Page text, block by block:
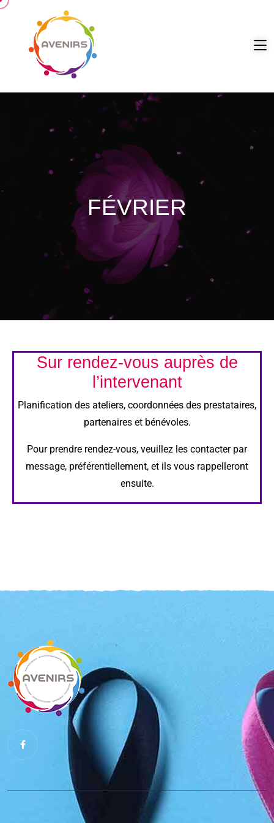
FÉVRIER
Sur rendez-vous auprès de
l’intervenant
Planification des ateliers, coordonnées des prestataires,
partenaires et bénévoles.
Pour prendre rendez-vous, veuillez les contacter par
message, préférentiellement, et ils vous rappelleront
ensuite.